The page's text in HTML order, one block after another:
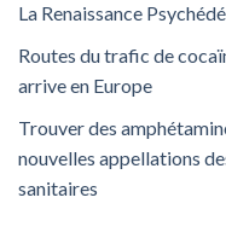
La Renaissance
Routes du trafic de
arrive en Europe
Trouver des
nouvelles appellations
sanitaires